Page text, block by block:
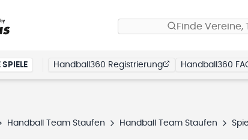
Finde Vereine,
SPIELE Handball360 Registrierung Handball360
Handball Team Staufen Handball Team Staufen